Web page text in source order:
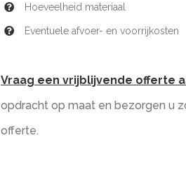
Hoeveelheid materiaal
Eventuele afvoer- en voorrijkosten
Vraag een vrijblijvende offerte
opdracht op maat en bezorgen u
offerte.